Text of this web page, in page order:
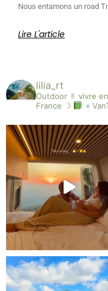
Nous entamons un road
Lire L'article
lilia_rt
Outdoor ✌︎︎ vivre
France ☽
«